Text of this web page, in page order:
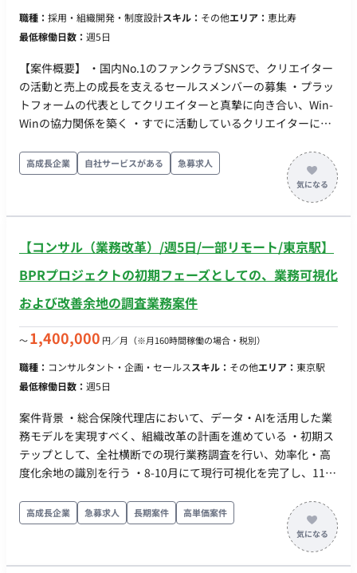
職種： 採用・組織開発・制度設計スキル： その他エリア： 恵比寿
最低稼働日数： 週5日
【案件概要】 ・国内No.1のファンクラブSNSで、クリエイター
の活動と売上の成長を支えるセールスメンバーの募集 ・プラッ
トフォームの代表としてクリエイターと真摯に向き合い、Win-
Winの協力関係を築く ・すでに活動しているクリエイターに
支援を行う ・まだ始めていないクリエイターには、自ら面談を
獲得し、活動する価値を提案し、活動開始までを支援する ・経
験や適性に応じて、既存クリエイター支援か新規クリエイター
開拓のどちらかを中心に担当 ・日々のやりとり、面談、データ
決、結果検証、次の打ち手まで一連を回し続ける ・実行力とそ
れを支える思考力を備えた方を求めている 【作業内容】 ・クリ
た課題の把握と信頼づくり ・新規クリエイターの開拓: まだ始
めていないクリエイターへの個別アプローチ、面談の獲得と活
動開始までの後押し ・売上・収益の改善支援: 投稿・販売設計
の改善提案、キャンペーンの活用など ・継続的な伴走: 進捗の
フォロー、施策の効果検証と次の打ち手への反映 ・社内連携:
ビス改善を推進
高成長企業 自社サービスがある 急募求人
【コンサル（業務改革）/週5日/一部リモート/東京駅】
BPRプロジェクトの初期フェーズとしての、業務可視化
および改善余地の調査業務案件
〜1,400,000 円／月 （※月160時間稼働の場合・税別）
職種： コンサルタント・企画・セールススキル： その他エリア： 東京駅
最低稼働日数： 週5日
案件背景 ・総合保険代理店において、データ・AIを活用した業
務モデルを実現すべく、組織改革の計画を進めている ・初期ス
テップとして、全社横断での現行業務調査を行い、効率化・高
度化余地の識別を行う ・8-10月にて現行可視化を完了し、11月
画、人員配置の見直しを行う想定 支援内容 ・業務改革の調査・
分析担当として、1社先（保険DXベンダー）のDXコンサルティ
ング部長がリードするチームの実務メンバーとして参画、業務
ヒアリング、工数集計など実業務を担当 ・上記チームには、並
高成長企業 急募求人 長期案件 高単価案件